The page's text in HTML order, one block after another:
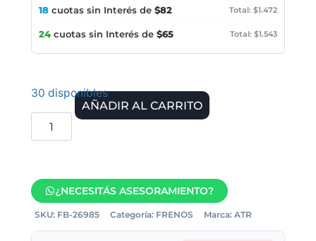
18 cuotas sin Interés de $82 Total: $1.472
24 cuotas sin Interés de $65 Total: $1.543
30 disponibles
AÑADIR AL CARRITO
¿NECESITÁS ASESORAMIENTO?
SKU: FB-26985 Categoría: FRENOS Marca: ATR